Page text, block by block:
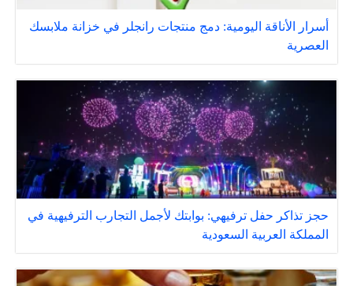
أسرار الأناقة اليومية: دمج منتجات رانجلر في خزانة ملابسك
العصرية
حجز تذاكر حفل ترفيهي: بوابتك لأجمل التجارب الترفيهية في
المملكة العربية السعودية